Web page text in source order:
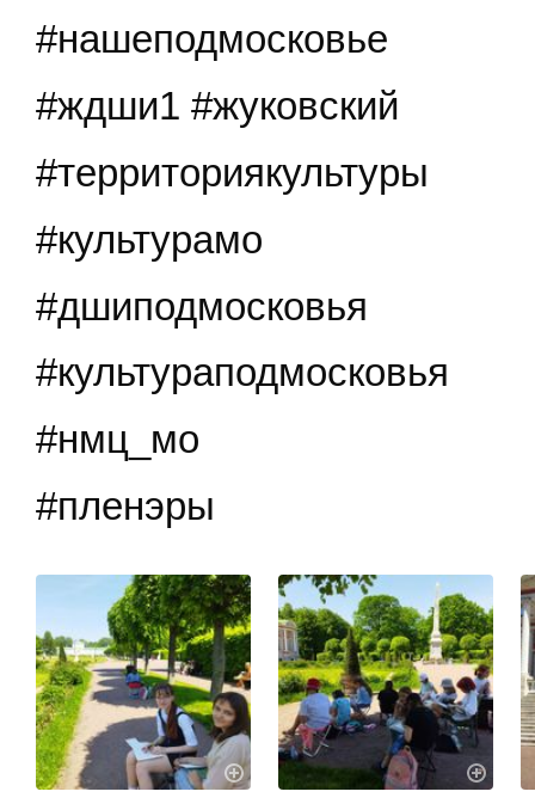
#нашеподмосковье
#ждши1 #жуковский
#территориякультуры
#культурамо
#дшиподмосковья
#культураподмосковья
#нмц_мо
#пленэры